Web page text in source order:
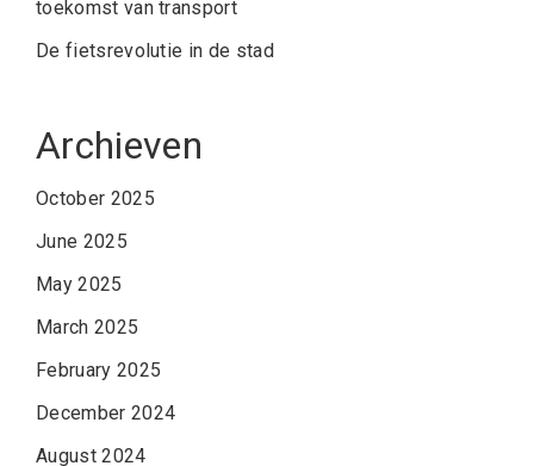
toekomst van transport
De fietsrevolutie in de stad
Archieven
October 2025
June 2025
May 2025
March 2025
February 2025
December 2024
August 2024